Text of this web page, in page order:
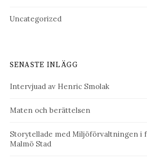
Uncategorized
SENASTE INLÄGG
Intervjuad av Henric Smolak
Maten och berättelsen
Storytellade med Miljöförvaltningen i
Malmö Stad